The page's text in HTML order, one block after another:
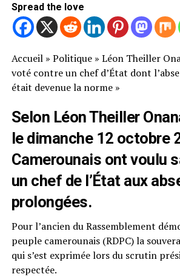
Spread the love
Accueil» Politique» Léon Theiller
voté contre un chef d’État dont
était devenue la norme »
Selon Léon Theiller
le dimanche 12 octobre
Camerounais ont voulu
un chef de l’État aux
prolongées.
Pour l’ancien du Rassemblement
peuple camerounais (RDPC) la
qui s’est exprimée lors du scrutin
respectée.